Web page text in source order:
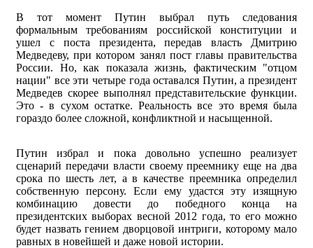
В тот момент Путин выбрал путь следования
формальным требованиям российской конституции и
ушел с поста президента, передав власть Дмитрию
Медведеву, при котором занял пост главы правительства
России. Но, как показала жизнь, фактическим "отцом
нации" все эти четыре года оставался Путин, а президент
Медведев скорее выполнял представительские функции.
Это - в сухом остатке. Реальность все это время была
гораздо более сложной, конфликтной и насыщенной.
Путин избрал и пока довольно успешно реализует
сценарий передачи власти своему преемнику еще на два
срока по шесть лет, а в качестве преемника определил
собственную персону. Если ему удастся эту изящную
комбинацию довести до победного конца на
президентских выборах весной 2012 года, то его можно
будет назвать гением дворцовой интриги, которому мало
равных в новейшей и даже новой истории.